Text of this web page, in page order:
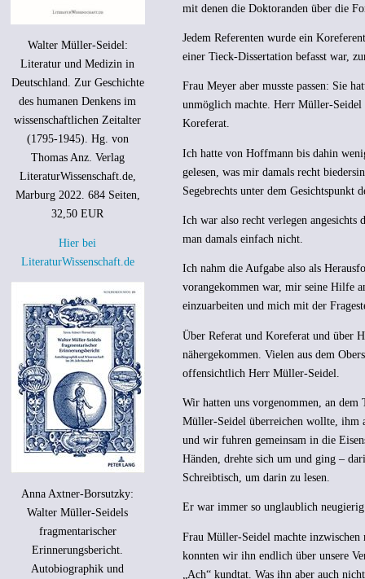
Walter Müller-Seidel:
Literatur und Medizin in
Deutschland. Zur Geschichte
des humanen Denkens im
wissenschaftlichen Zeitalter
(1795-1945). Hg. von
Thomas Anz. Verlag
LiteraturWissenschaft.de,
Marburg 2022. 684 Seiten,
32,50 EUR
Hier bei
LiteraturWissenschaft.de
Anna Axtner-Borsutzky:
Walter Müller-Seidels
fragmentarischer
Erinnerungsbericht.
Autobiographik und
mit denen die Doktoranden über die
Jedem Referenten wurde ein
einer Tieck-Dissertation befasst war,
Frau Meyer aber musste passen: Sie
unmöglich machte. Herr Müller-
Koreferat.
Ich hatte von Hoffmann bis dahin
gelesen, was mir damals recht
Segebrechts unter dem Gesichtspunkt
Ich war also recht verlegen angesichts
man damals einfach nicht.
Ich nahm die Aufgabe also als
vorangekommen war, mir seine Hilfe
einzuarbeiten und mich mit der
Über Referat und Koreferat und über
nähergekommen. Vielen aus dem
offensichtlich Herr Müller-Seidel.
Wir hatten uns vorgenommen, an
Müller-Seidel überreichen wollte, ihm
und wir fuhren gemeinsam in die
Händen, drehte sich um und ging –
Schreibtisch, um darin zu lesen.
Er war immer so unglaublich neugierig
Frau Müller-Seidel machte
konnten wir ihn endlich über unsere
„Ach“ kundtat. Was ihn aber auch